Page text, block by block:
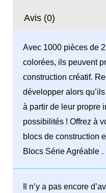
1000Avis (0)
Avec 1000 pièces de
colorées, ils peuvent
construction créatif.
développer alors
à partir de leur propre
possibilités ! Offrez à
blocs de construction
Blocs Série Agréable .
Il n’y a pas encore